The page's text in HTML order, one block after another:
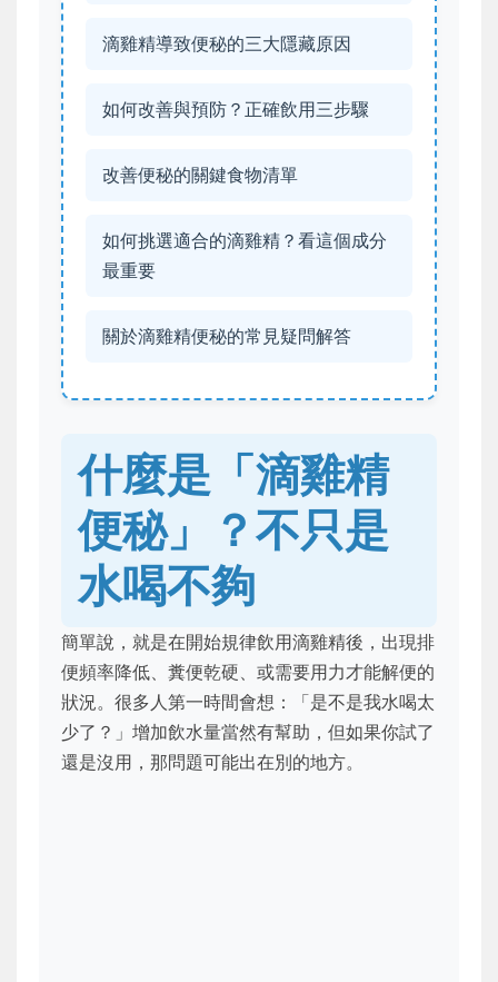
滴雞精導致便秘的三大隱藏原因
如何改善與預防？正確飲用三步驟
改善便秘的關鍵食物清單
如何挑選適合的滴雞精？看這個成分
最重要
關於滴雞精便秘的常見疑問解答
什麼是「滴雞精
便秘」？不只是
水喝不夠
簡單說，就是在開始規律飲用滴雞精後，出現排
便頻率降低、糞便乾硬、或需要用力才能解便的
狀況。很多人第一時間會想：「是不是我水喝太
少了？」增加飲水量當然有幫助，但如果你試了
還是沒用，那問題可能出在別的地方。